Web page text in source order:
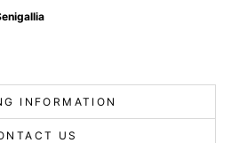
INFORMATION
US